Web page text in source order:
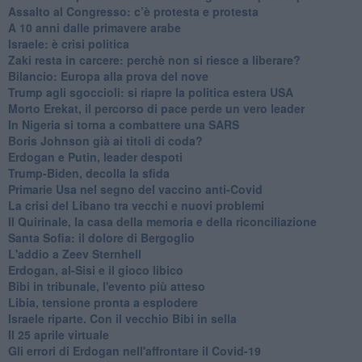
Assalto al Congresso: c’è protesta e protesta
A 10 anni dalle primavere arabe
Israele: è crisi politica
Zaki resta in carcere: perchè non si riesce a liberare?
Bilancio: Europa alla prova del nove
Trump agli sgoccioli: si riapre la politica estera USA
Morto Erekat, il percorso di pace perde un vero leader
In Nigeria si torna a combattere una SARS
Boris Johnson già ai titoli di coda?
Erdogan e Putin, leader despoti
Trump-Biden, decolla la sfida
Primarie Usa nel segno del vaccino anti-Covid
La crisi del Libano tra vecchi e nuovi problemi
Il Quirinale, la casa della memoria e della riconciliazione
Santa Sofia: il dolore di Bergoglio
L'addio a ​Zeev Sternhell
Erdogan, al-Sisi e il gioco libico
Bibi in tribunale, l'evento più atteso
Libia, tensione pronta a esplodere
Israele riparte. Con il vecchio Bibi in sella
Il 25 aprile virtuale
Gli errori di Erdogan nell'affrontare il Covid-19